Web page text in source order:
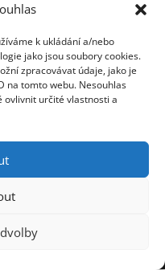
k ukládání a/nebo
jako jsou soubory cookies.
zpracovávat údaje, jako je
na tomto webu. Nesouhlas
ovlivnit určité vlastnosti a